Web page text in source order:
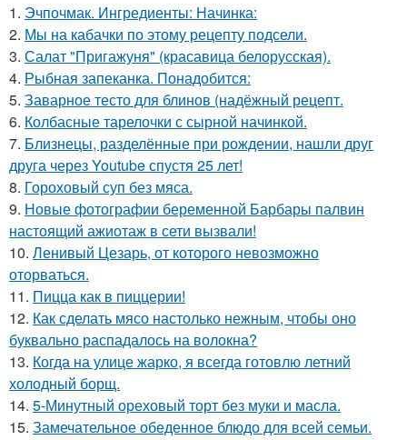
1. Эчпочмак. Ингредиенты: Начинка:
2. Мы на кабачки по этому рецепту подсели.
3. Салат "Пригажуня" (красавица белорусская).
4. Рыбная запеканка. Понадобится:
5. Заварное тесто для блинов (надёжный рецепт.
6. Колбасные тарелочки с сырной начинкой.
7. Близнецы, разделённые при рождении, нашли друг
друга через Youtube спустя 25 лет!
8. Гороховый суп без мяса.
9. Новые фотографии беременной Барбары палвин
настоящий ажиотаж в сети вызвали!
10. Ленивый Цезарь, от которого невозможно
оторваться.
11. Пицца как в пиццерии!
12. Как сделать мясо настолько нежным, чтобы оно
буквально распадалось на волокна?
13. Когда на улице жарко, я всегда готовлю летний
холодный борщ.
14. 5-Минутный ореховый торт без муки и масла.
15. Замечательное обеденное блюдо для всей семьи.